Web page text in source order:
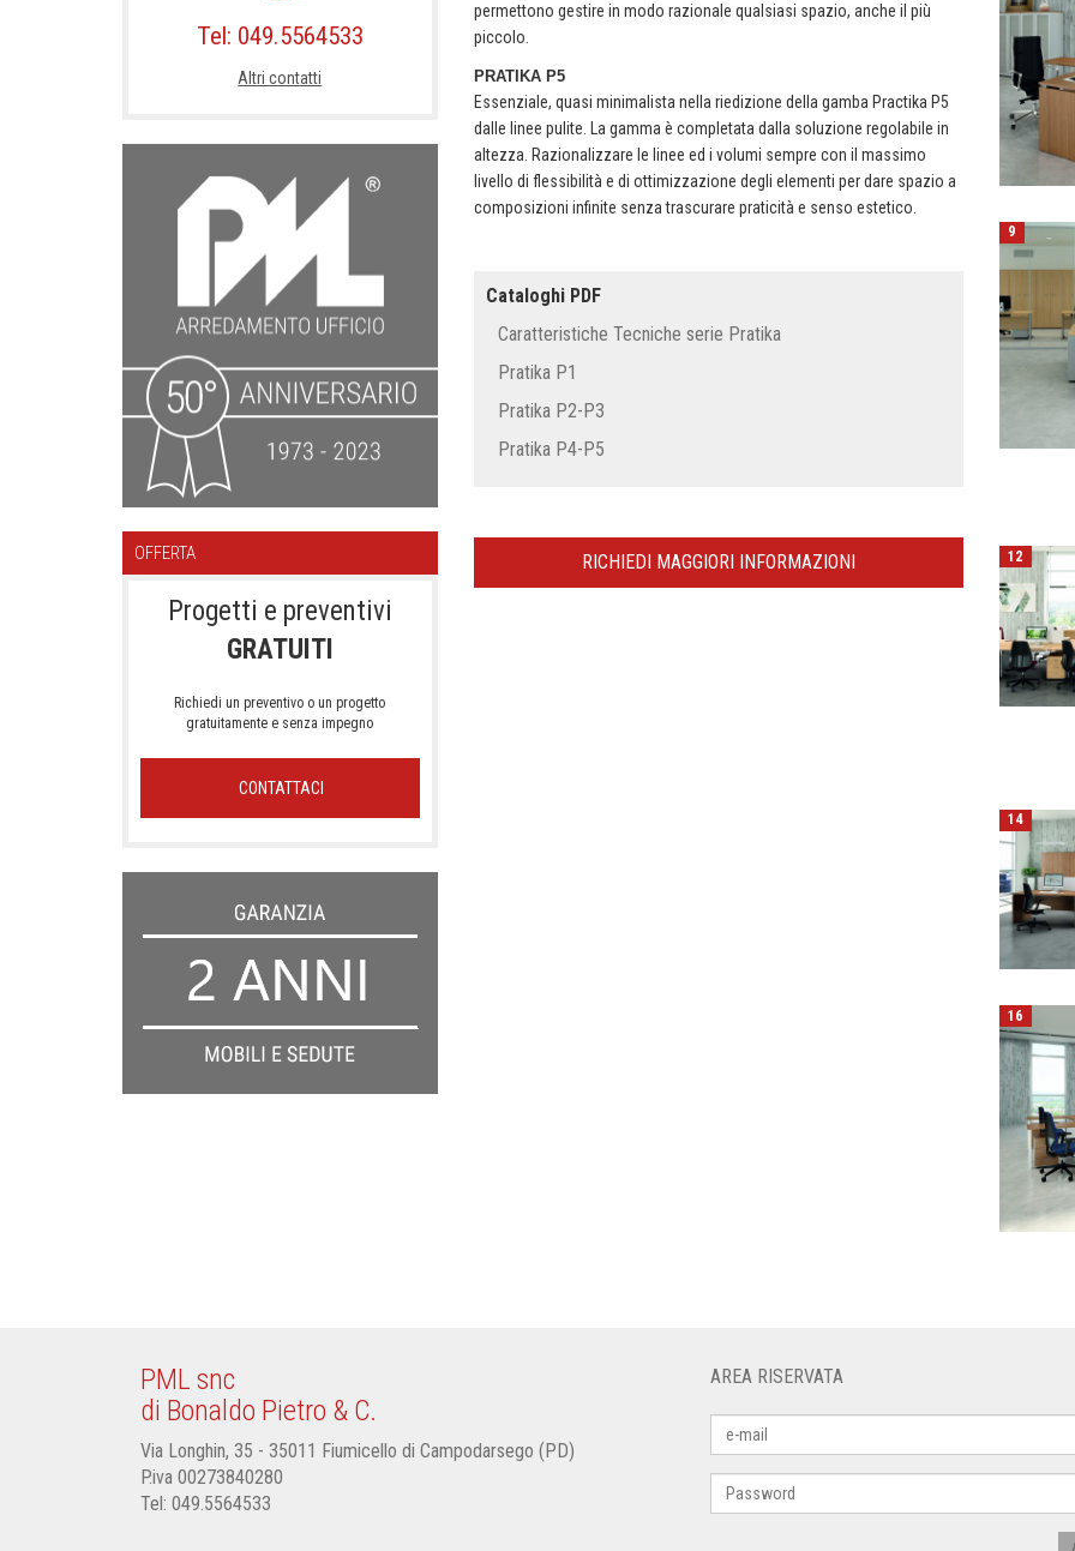
permettono gestire in modo razionale qualsiasi spazio, anche il più
piccolo.
PRATIKA P5
Essenziale, quasi minimalista nella riedizione della gamba Practika P5
dalle linee pulite. La gamma è completata dalla soluzione regolabile in
altezza. Razionalizzare le linee ed i volumi sempre con il massimo
livello di flessibilità e di ottimizzazione degli elementi per dare spazio a
composizioni infinite senza trascurare praticità e senso estetico.
Cataloghi PDF
Caratteristiche Tecniche serie Pratika
Pratika P1
Pratika P2-P3
Pratika P4-P5
RICHIEDI MAGGIORI INFORMAZIONI
9
12
14
16
Tel: 049.5564533
Altri contatti
OFFERTA
Progetti e preventivi
GRATUITI
Richiedi un preventivo o un progetto
gratuitamente e senza impegno
CONTATTACI
PML snc
di Bonaldo Pietro & C.
Via Longhin, 35 - 35011 Fiumicello di Campodarsego (PD)
P.iva 00273840280
Tel: 049.5564533
AREA RISERVATA